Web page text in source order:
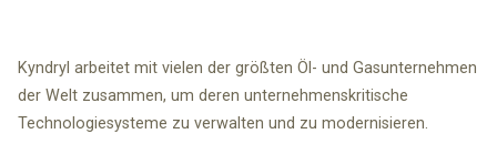
Kyndryl arbeitet mit vielen der größten Öl- und Gasunternehmen
der Welt zusammen, um deren unternehmenskritische
Technologiesysteme zu verwalten und zu modernisieren.